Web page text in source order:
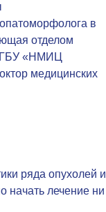
в
отделом
«НМИЦ
медицинских
ряда опухолей и
начать лечение ни